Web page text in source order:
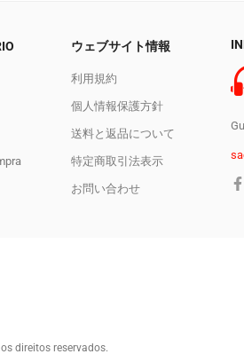
ウェブサイト情報
利用規約
個人情報保護方針
送料と返品について
特定商取引法表示
お問い合わせ
direitos reservados.